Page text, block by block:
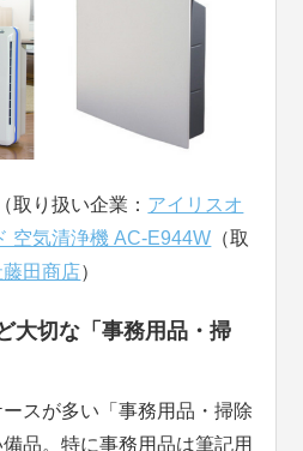
（取り扱い企業： アイリスオ
空気清浄機 AC-E944W （取
田商店）
大切な「事務用品・掃
スが多い「事務用品・掃除
品。特に事務用品は筆記用